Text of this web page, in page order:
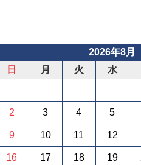
2026年8月
日
月 火 水
2 3 4 5
9 10 11 12
16 17 18 19